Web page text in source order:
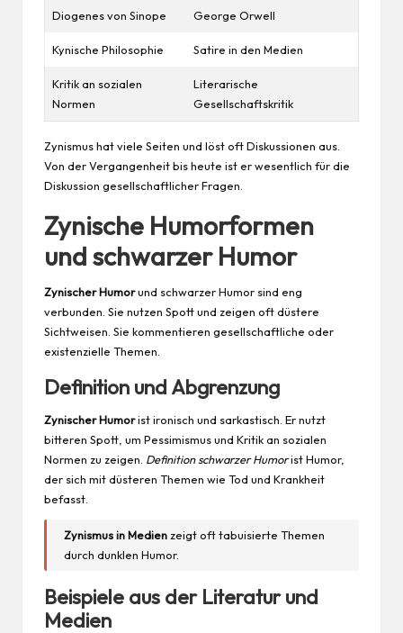
Diogenes von Sinope George Orwell
Kynische Philosophie Satire in den Medien
Kritik an sozialen
Normen
Literarische
Gesellschaftskritik
Zynismus hat viele Seiten und löst oft Diskussionen aus.
Von der Vergangenheit bis heute ist er wesentlich für die
Diskussion gesellschaftlicher Fragen.
Zynische Humorformen
und schwarzer Humor
Zynischer Humorund schwarzer Humor sind eng
verbunden. Sie nutzen Spott und zeigen oft düstere
Sichtweisen. Sie kommentieren gesellschaftliche oder
existenzielle Themen.
Definition und Abgrenzung
Zynischer Humorist ironisch und sarkastisch. Er nutzt
bitteren Spott, um Pessimismus und Kritik an sozialen
Normen zu zeigen. Definition schwarzer Humorist Humor,
der sich mit düsteren Themen wie Tod und Krankheit
befasst.
Zynismus in Medienzeigt oft tabuisierte Themen
durch dunklen Humor.
Beispiele aus der Literatur und
Medien